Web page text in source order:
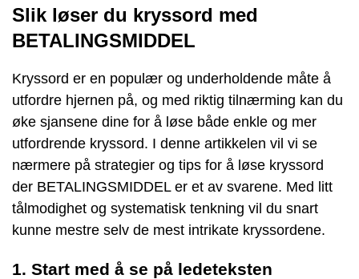
Slik løser du kryssord med
BETALINGSMIDDEL
Kryssord er en populær og underholdende måte å
utfordre hjernen på, og med riktig tilnærming kan du
øke sjansene dine for å løse både enkle og mer
utfordrende kryssord. I denne artikkelen vil vi se
nærmere på strategier og tips for å løse kryssord
der BETALINGSMIDDEL er et av svarene. Med litt
tålmodighet og systematisk tenkning vil du snart
kunne mestre selv de mest intrikate kryssordene.
1. Start med å se på ledeteksten